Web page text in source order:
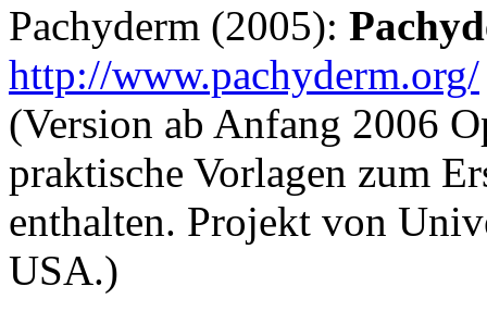
Pachyderm (2005):
http://www.pachyderm.org/
(Version ab Anfang 2006
praktische Vorlagen zum
enthalten. Projekt von
USA.)